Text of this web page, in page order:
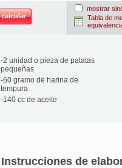
mostrar
Tabla de
-2 unidad o pieza de patatas
pequeñas
-60 gramo de harina de
tempura
-140 cc de aceite
Instrucciones de